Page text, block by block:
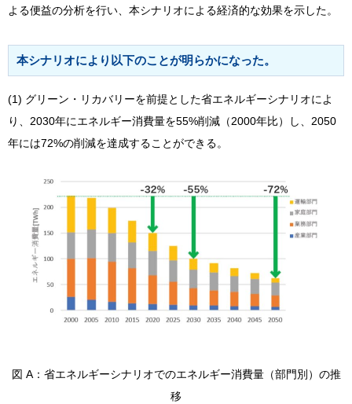
よる便益の分析を行い、本シナリオによる経済的な効果を示した。
本シナリオにより以下のことが明らかになった。
(1) グリーン・リカバリーを前提とした省エネルギーシナリオによ
り、2030年にエネルギー消費量を55%削減（2000年比）し、2050
年には72%の削減を達成することができる。
図 A：省エネルギーシナリオでのエネルギー消費量（部門別）の推
移